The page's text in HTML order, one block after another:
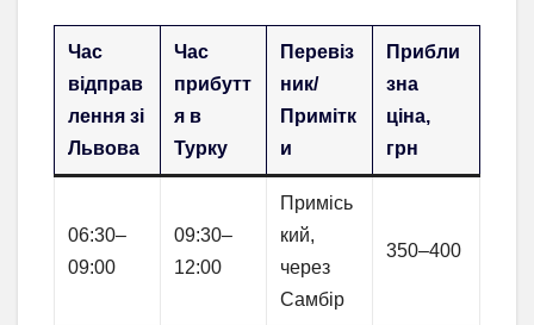
Час
відправ
лення зі
Львова
Час
прибутт
я в
Турку
Перевіз
ник/
Примітк
и
Прибли
зна
ціна,
грн
06:30–
09:00
09:30–
12:00
Примісь
кий,
через
Самбір
350–400